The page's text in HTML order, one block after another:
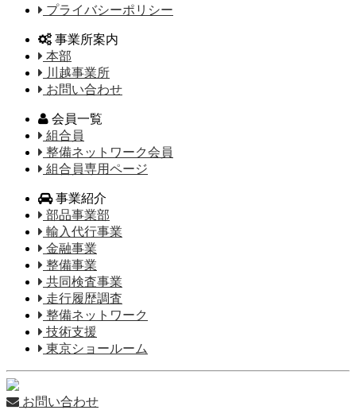
プライバシーポリシー
事業所案内
本部
川越事業所
お問い合わせ
会員一覧
組合員
整備ネットワーク会員
組合員専用ページ
事業紹介
部品事業部
輸入代行事業
金融事業
整備事業
共同検査事業
走行履歴調査
整備ネットワーク
技術支援
東京ショールーム
お問い合わせ